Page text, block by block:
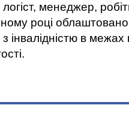
менеджер,
році
інвалідністю в межах